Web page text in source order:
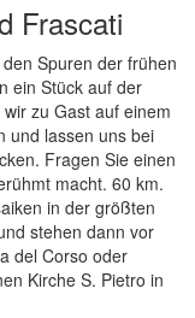
Frascati
Spuren der frühen
ein Stück auf der
zu Gast auf einem
und lassen uns bei
Fragen Sie einen
macht. 60 km.
in der größten
stehen dann vor
del Corso oder
Kirche S. Pietro in